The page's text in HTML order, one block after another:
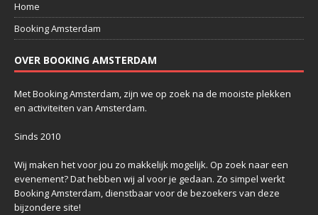
Home
Booking Amsterdam
OVER BOOKING AMSTERDAM
Met Booking Amsterdam, zijn we op zoek na de mooiste plekken
en activiteiten van Amsterdam.
Sinds 2010
Wij maken het voor jou zo makkelijk mogelijk. Op zoek naar een
evenement? Dat hebben wij al voor je gedaan. Zo simpel werkt
Booking Amsterdam, dienstbaar voor de bezoekers van deze
bijzondere site!